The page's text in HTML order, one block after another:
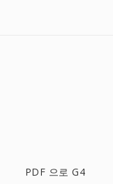
PDF 으로 G4